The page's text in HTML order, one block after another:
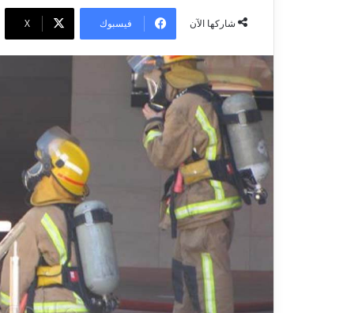
إلكترونيا
شاركها الآن فيسبوك ‫X